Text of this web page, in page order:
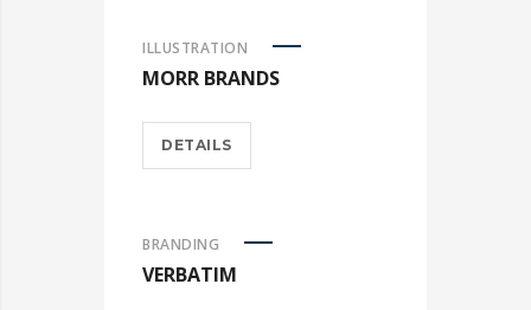
ILLUSTRATION
MORR BRANDS
DETAILS
BRANDING
VERBATIM